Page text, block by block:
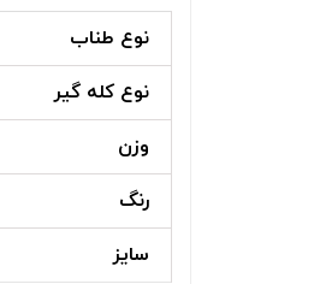
نوع طناب
نوع کله گیر
وزن
رنگ
سایز